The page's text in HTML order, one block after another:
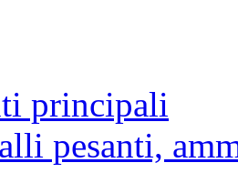
principali
pesanti,